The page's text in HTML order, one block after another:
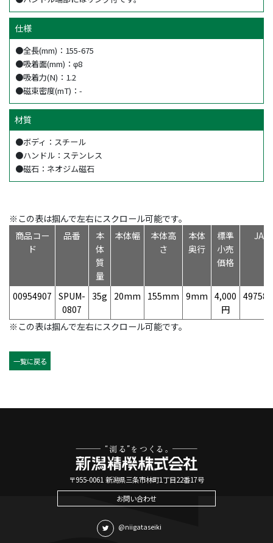
仕様
●全長(mm)：155-675
●吸着面(mm)：φ8
●吸着力(N)：1.2
●磁束密度(mT)：-
材質
●ボディ：スチール
●ハンドル：ステンレス
●磁石：ネオジム磁石
※この表は掴んで左右にスクロール可能です。
商品コー
ド
品番
本
体
質
量
本体幅
本体高
さ
本体
奥行
標準
小売
価格
JAN
00954907 SPUM-
0807
35g 20mm 155mm 9mm 4,000
円
※この表は掴んで左右にスクロール可能です。
一覧に戻る
〒955-0061 新潟県三条市林町1丁目22番17号
お問い合わせ
@niigataseiki